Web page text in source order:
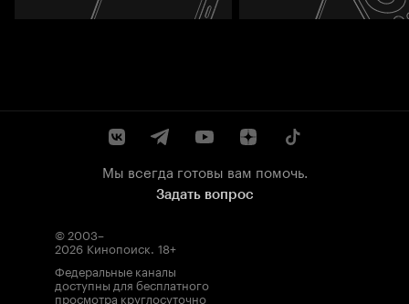
Мы всегда готовы вам помочь.
Задать вопрос
© 2003–
2026 Кинопоиск. 18+
Федеральные каналы
доступны для бесплатного
просмотра круглосуточно